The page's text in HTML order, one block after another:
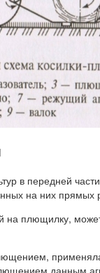
в передней
на них прямых
на плющилку,
данным